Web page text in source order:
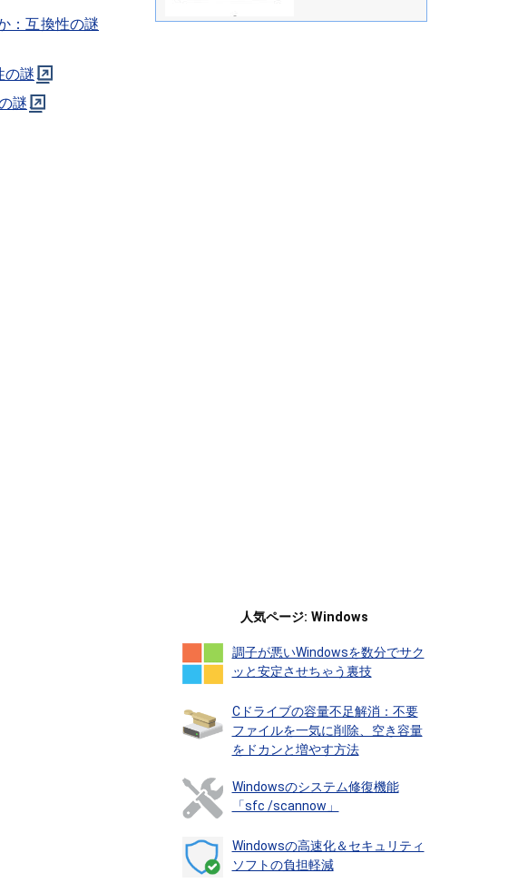
：互換性の謎
の謎
謎
人気ページ: Windows
調子が悪いWindowsを数分でサク
ッと安定させちゃう裏技
Cドライブの容量不足解消：不要
ファイルを一気に削除、空き容量
をドカンと増やす方法
Windowsのシステム修復機能
「sfc /scannow」
Windowsの高速化＆セキュリティ
ソフトの負担軽減